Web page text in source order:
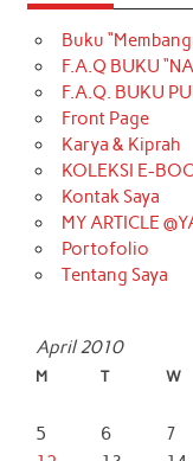
Buku
F.A.Q BUKU
F.A.Q. BUKU
Front Page
Karya & Kiprah
KOLEKSI E-
Kontak Saya
MY ARTICLE
Portofolio
Tentang Saya
April 2010
M T W
5
6 7